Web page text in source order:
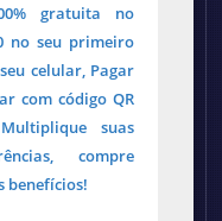
gratuita no
no seu primeiro
celular, Pagar
com código QR
suas
compre
benefícios!